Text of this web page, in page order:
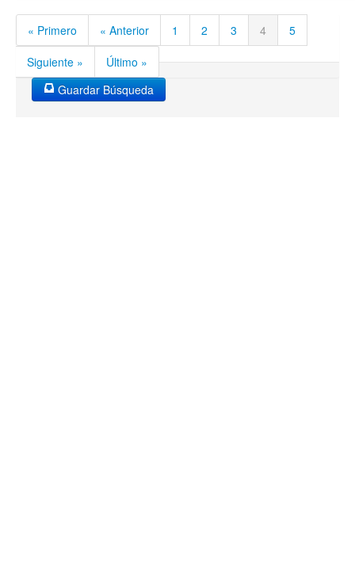
« Primero « Anterior 1 2 3 4
5
Siguiente »
Último »
Guardar Búsqueda